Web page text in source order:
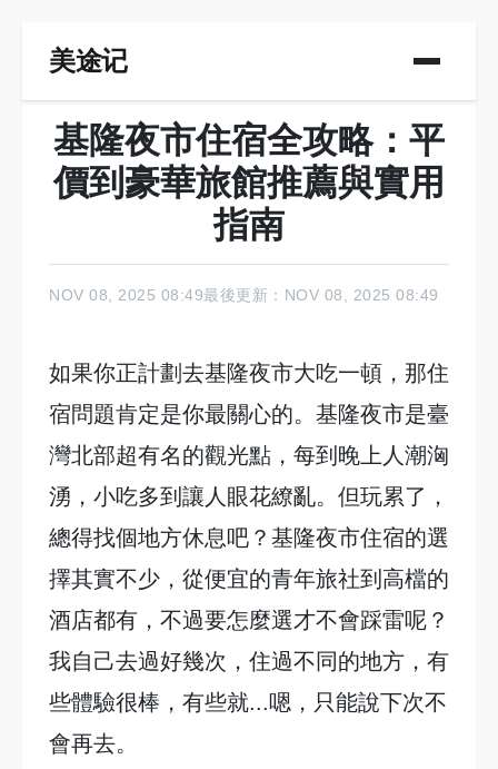
美途记
基隆夜市住宿全攻略：平
價到豪華旅館推薦與實用
指南
NOV 08, 2025 08:49最後更新：NOV 08, 2025 08:49
如果你正計劃去基隆夜市大吃一頓，那住
宿問題肯定是你最關心的。基隆夜市是臺
灣北部超有名的觀光點，每到晚上人潮洶
湧，小吃多到讓人眼花繚亂。但玩累了，
總得找個地方休息吧？基隆夜市住宿的選
擇其實不少，從便宜的青年旅社到高檔的
酒店都有，不過要怎麼選才不會踩雷呢？
我自己去過好幾次，住過不同的地方，有
些體驗很棒，有些就...嗯，只能說下次不
會再去。